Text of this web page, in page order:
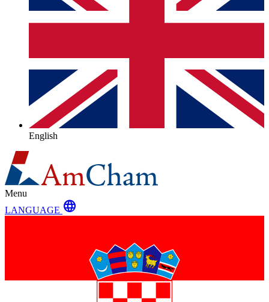
English
Menu
LANGUAGE language